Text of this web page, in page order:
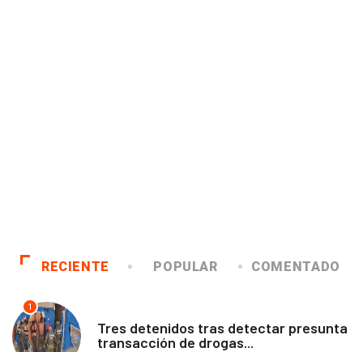
RECIENTE POPULAR COMENTADO
1
Tres detenidos tras detectar presunta
transacción de drogas...